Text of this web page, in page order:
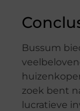
Bussum
zoek bent
lucratieve